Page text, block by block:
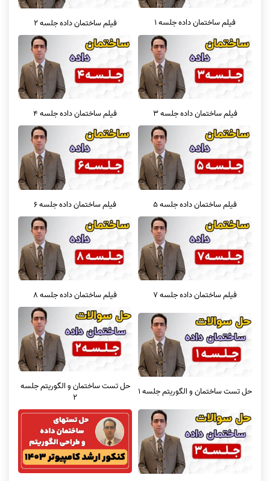
فیلم ساختمان داده جلسه 1 فیلم ساختمان داده جلسه 2
فیلم ساختمان داده جلسه 3 فیلم ساختمان داده جلسه 4
فیلم ساختمان داده جلسه 5 فیلم ساختمان داده جلسه 6
فیلم ساختمان داده جلسه 7 فیلم ساختمان داده جلسه 8
حل تست ساختمان و الگوریتم جلسه 1
حل تست ساختمان و الگوریتم جلسه
2